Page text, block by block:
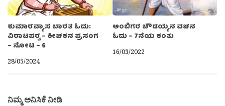
ಕುಮಾರವ್ಯಾಸ ಬಾರತ ಓದು:
ವಿರಾಟಪರ್‍ವ – ಕೀಚಕನ ಪ್ರಸಂಗ
– ನೋಟ – 6
28/05/2024
ಅಂಬಿಗರ ಚೌಡಯ್ಯನ ವಚನ
ಓದು – 7ನೆಯ ಕಂತು
16/03/2022
ನಿಮ್ಮ ಅನಿಸಿಕೆ ನೀಡಿ